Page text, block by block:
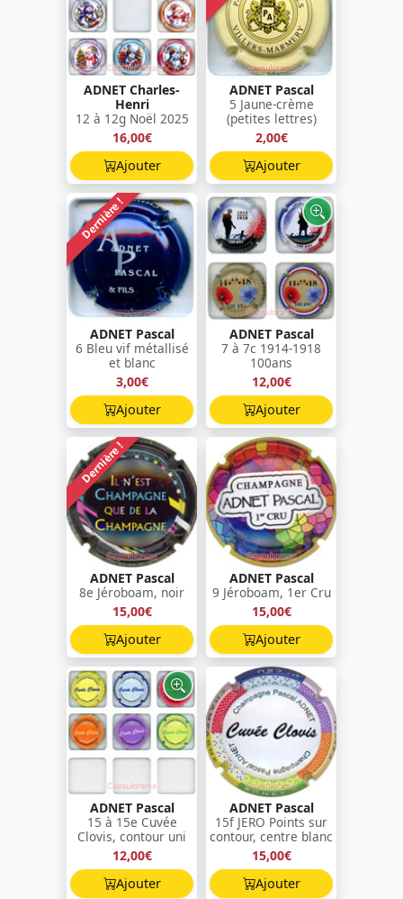
ADNET Charles-
Henri
12 à 12g Noël 2025
16,00€
Ajouter
ADNET Pascal
5 Jaune-crème
(petites lettres)
2,00€
Ajouter
Dernière !
ADNET Pascal
6 Bleu vif métallisé
et blanc
3,00€
Ajouter
ADNET Pascal
7 à 7c 1914-1918
100ans
12,00€
Ajouter
Dernière !
ADNET Pascal
8e Jéroboam, noir
15,00€
Ajouter
ADNET Pascal
9 Jéroboam, 1er Cru
15,00€
Ajouter
ADNET Pascal
15 à 15e Cuvée
Clovis, contour uni
12,00€
Ajouter
ADNET Pascal
15f JERO Points sur
contour, centre blanc
15,00€
Ajouter